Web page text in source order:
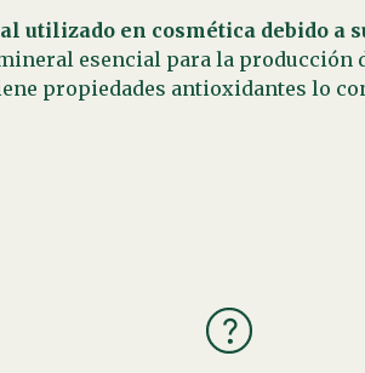
utilizado en cosmética debido a
esencial para la producción
propiedades antioxidantes lo